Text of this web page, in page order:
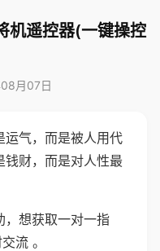
机遥控器(一键操控
月07日
运气，而是被人用代
钱财，而是对人性最
，想获取一对一指
流 。